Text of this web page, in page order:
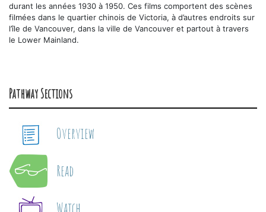
durant les années 1930 à 1950. Ces films comportent des scènes
filmées dans le quartier chinois de Victoria, à d’autres endroits sur
l’île de Vancouver, dans la ville de Vancouver et partout à travers
le Lower Mainland.
Pathway Sections
Overview
Read